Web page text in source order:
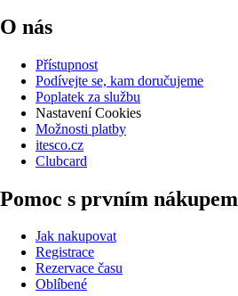
O nás
Přístupnost
Podívejte se, kam doručujeme
Poplatek za službu
Nastavení Cookies
Možnosti platby
itesco.cz
Clubcard
Pomoc s prvním nákupem
Jak nakupovat
Registrace
Rezervace času
Oblíbené